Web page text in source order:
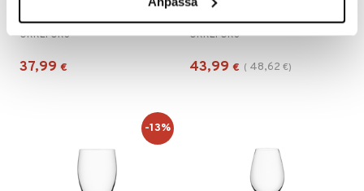
Intermezzo -tumblerlasi 25cl (22cl)
ORREFORS
37,99 €
Intermezzo -valkoviinilasi 19cl (17cl)
ORREFORS
43,99 € ( 48,62 €)
-13%